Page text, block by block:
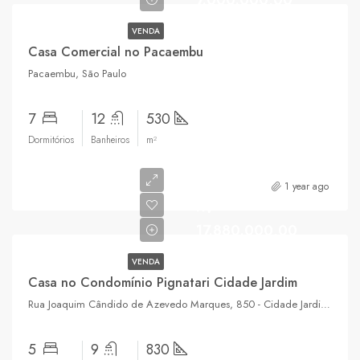
VENDA
Casa Comercial no Pacaembu
Pacaembu, São Paulo
7
Dormitórios
12
Banheiros
530
m²
1 year ago
VENDA
Casa no Condomínio Pignatari Cidade Jardim
Rua Joaquim Cândido de Azevedo Marques, 850 - Cidade Jardim, São Paulo
5 9 830